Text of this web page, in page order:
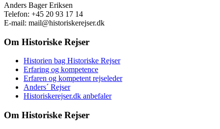
Anders Bager Eriksen
Telefon: +45 20 93 17 14
E-mail: mail@historiskerejser.dk
Om Historiske Rejser
Historien bag Historiske Rejser
Erfaring og kompetence
Erfaren og kompetent rejseleder
Anders´ Rejser
Historiskerejser.dk anbefaler
Om Historiske Rejser